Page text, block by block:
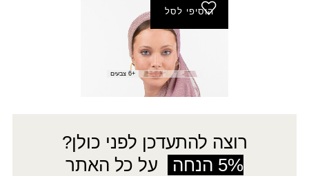
הוסיפי לסל
צעיף אהבה
₪25.00
+6 צבעים
רוצה להתעדכן לפני כולן?
5% הנחה
על כל האתר